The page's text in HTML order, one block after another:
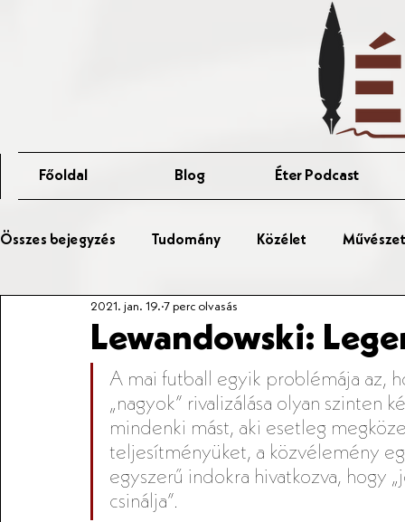
Főoldal Blog Éter Podcast
Összes bejegyzés Tudomány Közélet
Érted Talks Affér Vitaest
Lewandowski:
2021. jan. 19. 7 perc olvasás
A mai futball egyik problémája az,
„nagyok” rivalizálása olyan szinten
mindenki mást, aki esetleg
teljesítményüket, a közvélemény
egyszerű indokra hivatkozva, hogy
csinálja”.